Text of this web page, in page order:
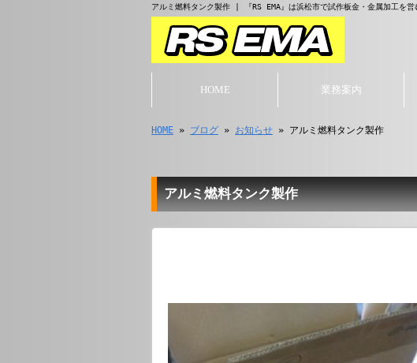
アルミ燃料タンク製作 | 『RS EMA』は浜松市で試作板金・金属加工を営
HOME 業務案内
HOME » ブログ » お知らせ » アルミ燃料タンク製作
アルミ燃料タンク製作